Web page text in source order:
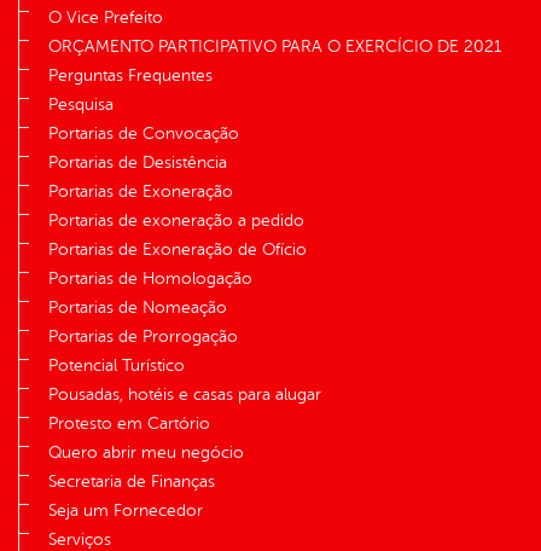
O Vice Prefeito
ORÇAMENTO PARTICIPATIVO PARA O EXERCÍCIO DE 2021
Perguntas Frequentes
Pesquisa
Portarias de Convocação
Portarias de Desistência
Portarias de Exoneração
Portarias de exoneração a pedido
Portarias de Exoneração de Ofício
Portarias de Homologação
Portarias de Nomeação
Portarias de Prorrogação
Potencial Turístico
Pousadas, hotéis e casas para alugar
Protesto em Cartório
Quero abrir meu negócio
Secretaria de Finanças
Seja um Fornecedor
Serviços